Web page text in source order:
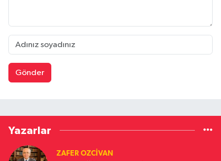
Gönder
Yazarlar
ZAFER OZCIVAN